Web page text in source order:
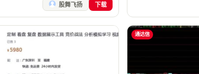
股舞飞扬 下载
通达信